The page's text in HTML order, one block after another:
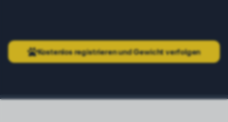
Kostenlos registrieren und Gewicht verfolgen